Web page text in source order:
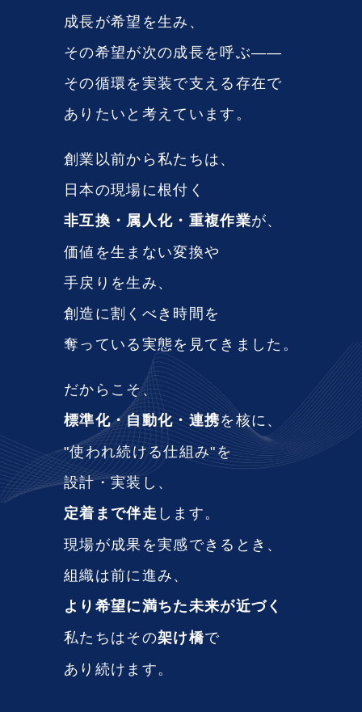
成長が希望を生み、
その希望が次の成長を呼ぶ——
その循環を実装で支える存在で
ありたいと考えています。
創業以前から私たちは、
日本の現場に根付く
非互換・属人化・重複作業が、
価値を生まない変換や
手戻りを生み、
創造に割くべき時間を
奪っている実態を見てきました。
だからこそ、
標準化・自動化・連携を核に、
"使われ続ける仕組み"を
設計・実装し、
定着まで伴走 します。
現場が成果を実感できるとき、
組織は前に進み、
より希望に満ちた未来が近づく
私たちはその架け橋で
あり続けます。